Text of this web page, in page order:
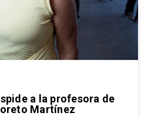
a la profesora de
Martínez